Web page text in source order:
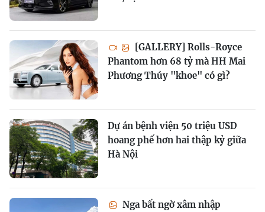
[GALLERY] Rolls-Royce
Phantom hơn 68 tỷ mà HH Mai
Phương Thúy "khoe" có gì?
Dự án bệnh viện 50 triệu USD
hoang phế hơn hai thập kỷ giữa
Hà Nội
Nga bất ngờ xâm nhập